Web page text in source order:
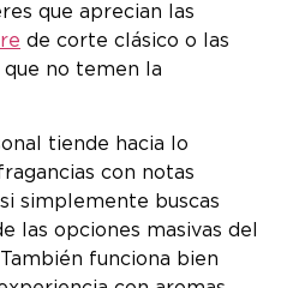
que aprecian las
de corte clásico o las
que no temen la
tiende hacia lo
con notas
simplemente buscas
las opciones masivas del
funciona bien